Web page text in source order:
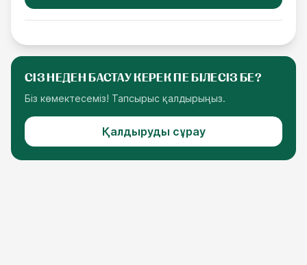
СІЗ НЕДЕН БАСТАУ КЕРЕК ПЕ БІЛЕСІЗ БЕ?
Біз көмектесеміз! Тапсырыс қалдырыңыз.
Қалдыруды сұрау